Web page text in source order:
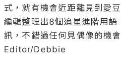
式，就有機會近距離見到愛
編輯整理出8個追星進階用
訊，不錯過任何見偶像的機會
Editor/Debbie